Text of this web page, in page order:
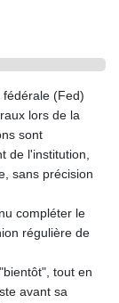
(Fed)
lors de la
sont
de l'institution,
sans précision
compléter le
régulière de
tout en
avant sa